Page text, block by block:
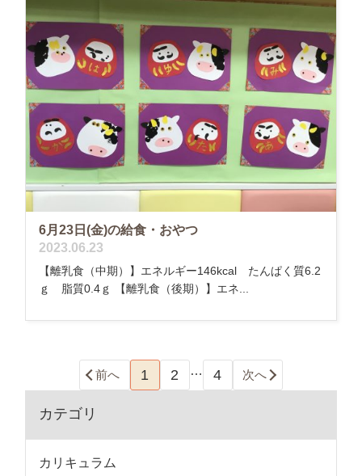
6月23日(金)の給食・おやつ
2023.06.23
【離乳食（中期）】エネルギー146kcal たんぱく質6.2
ｇ 脂質0.4ｇ 【離乳食（後期）】エネ...
前へ 1 2 … 4 次へ
カテゴリ
カリキュラム